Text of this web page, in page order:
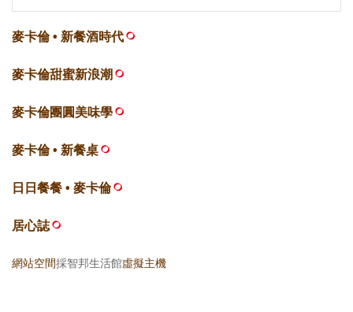
麥卡倫 • 新餐酒時代
麥卡倫甜蜜新浪潮
麥卡倫團圓美味學
麥卡倫 • 新餐桌
日日餐餐 • 麥卡倫
居心誌
網站空間採智邦生活館虛擬主機